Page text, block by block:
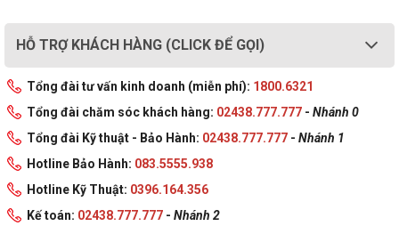
Kích thước (Dài x
Rộng x Cao)
35.4 x 26.8 x 2.28 ~ 3.08 cm
Màu sắc Eclipse Gray
Xuất Xứ Trung Quốc
HỖ TRỢ KHÁCH HÀNG (CLICK ĐỂ GỌI)
Tổng đài tư vấn kinh doanh (miễn phí): 1800.6321
Tổng đài chăm sóc khách hàng: 02438.777.777 - Nhánh 0
Tổng đài Kỹ thuật - Bảo Hành: 02438.777.777 - Nhánh 1
Hotline Bảo Hành: 083.5555.938
Hotline Kỹ Thuật: 0396.164.356
Kế toán: 02438.777.777 - Nhánh 2